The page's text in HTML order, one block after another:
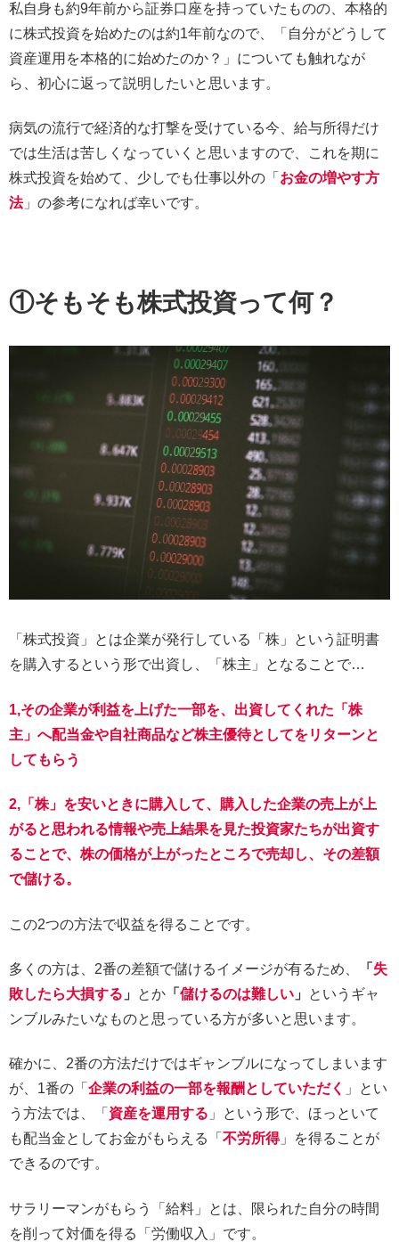
私自身も約9年前から証券口座を持っていたものの、本格的
に株式投資を始めたのは約1年前なので、「自分がどうして
資産運用を本格的に始めたのか？」についても触れなが
ら、初心に返って説明したいと思います。
病気の流行で経済的な打撃を受けている今、給与所得だけ
では生活は苦しくなっていくと思いますので、これを期に
株式投資を始めて、少しでも仕事以外の「 お金の増やす方
法」の参考になれば幸いです。
①そもそも株式投資って何？
「株式投資」とは企業が発行している「株」という証明書
を購入するという形で出資し、「株主」となることで…
1,その企業が利益を上げた一部を、出資してくれた「株
主」へ配当金や自社商品など株主優待としてをリターンと
してもらう
2,「株」を安いときに購入して、購入した企業の売上が上
がると思われる情報や売上結果を見た投資家たちが出資す
ることで、株の価格が上がったところで売却し、その差額
で儲ける。
この2つの方法で収益を得ることです。
多くの方は、2番の差額で儲けるイメージが有るため、 「 失
敗したら大損する 」 とか 「 儲けるのは難しい 」
というギャ
ンブルみたいなものと思っている方が多いと思います。
確かに、2番の方法だけではギャンブルになってしまいます
が、1番の「 企業の利益の一部を報酬としていただく
」とい
う方法では、「 資産を運用する 」という形で、ほっといて
も配当金としてお金がもらえる「 不労所得」を得ることが
できるのです。
サラリーマンがもらう「給料」とは、限られた自分の時間
を削って対価を得る「労働収入」です。